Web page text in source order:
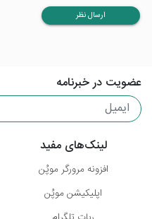
ارسال نظر
عضویت در خبرنامه
لینک‌های مفید
افزونه مرورگر موپُن
اپلیکیشن موپُن